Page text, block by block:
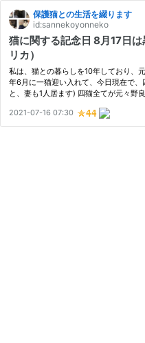
保護猫との生活を綴ります
id:sannekoyonneko
猫に関する記念日 8月17日
リカ）
私は、猫との暮らしを10年しており、
年6月に一猫迎い入れて、今日現在で
と、妻も1人居ます) 四猫全てが元々野
知り得た事や経験した事等を日々更新
記…
2021-07-16 07:30